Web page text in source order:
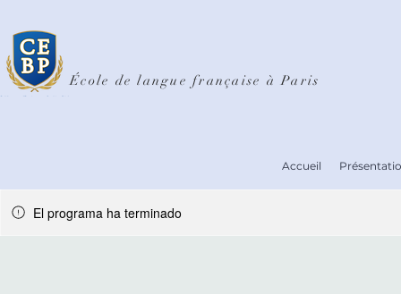
École de langue française à Paris
Accueil
El programa ha terminado